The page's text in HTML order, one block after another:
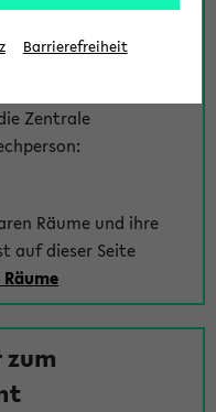
und vom eKVV
Zentrale
Räume und ihre
auf dieser Seite
zum
Barrierefreiheit